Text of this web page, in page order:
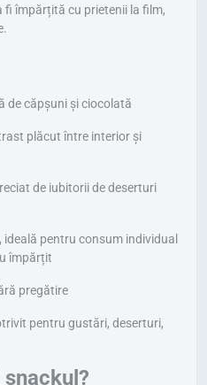
împărțită cu prietenii la film,
de căpșuni și ciocolată
plăcut între interior și
de iubitorii de deserturi
ideală pentru consum individual
împărțit
pregătire
pentru gustări, deserturi,